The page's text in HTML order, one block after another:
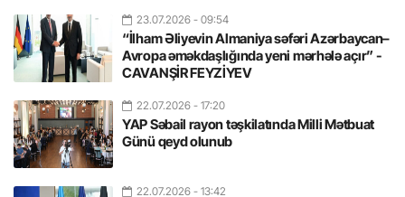
23.07.2026 - 09:54
“İlham Əliyevin Almaniya səfəri Azərbaycan–
Avropa əməkdaşlığında yeni mərhələ açır” -
CAVANŞİR FEYZİYEV
22.07.2026 - 17:20
YAP Səbail rayon təşkilatında Milli Mətbuat
Günü qeyd olunub
22.07.2026 - 13:42